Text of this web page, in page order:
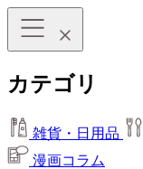
カテゴリ
雑貨・日用品
漫画コラム